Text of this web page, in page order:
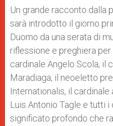
Un grande racconto dalla
sarà introdotto il giorno
Duomo da una serata di
riflessione e preghiera
cardinale Angelo Scola, il
Maradiaga, il neoeletto
Internationalis, il
Luis Antonio Tagle e tutti i
significato profondo che